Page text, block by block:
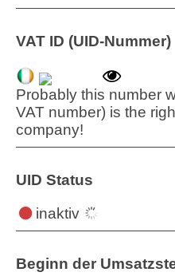
VAT ID (UID-Nummer)
Probably this number
VAT number) is the
company!
UID Status
inaktiv
Beginn der